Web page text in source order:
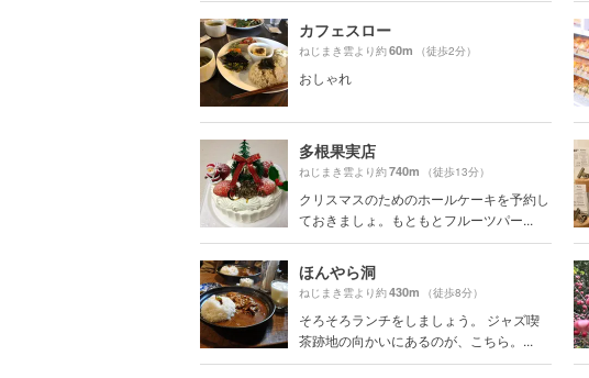
カフェスロー
ねじまき雲より約60m （徒歩2分）
おしゃれ
多根果実店
ねじまき雲より約740m （徒歩13分）
クリスマスのためのホールケーキを予約し
ておきましょ。もともとフルーツパー...
ほんやら洞
ねじまき雲より約430m （徒歩8分）
そろそろランチをしましょう。 ジャズ喫
茶跡地の向かいにあるのが、こちら。...